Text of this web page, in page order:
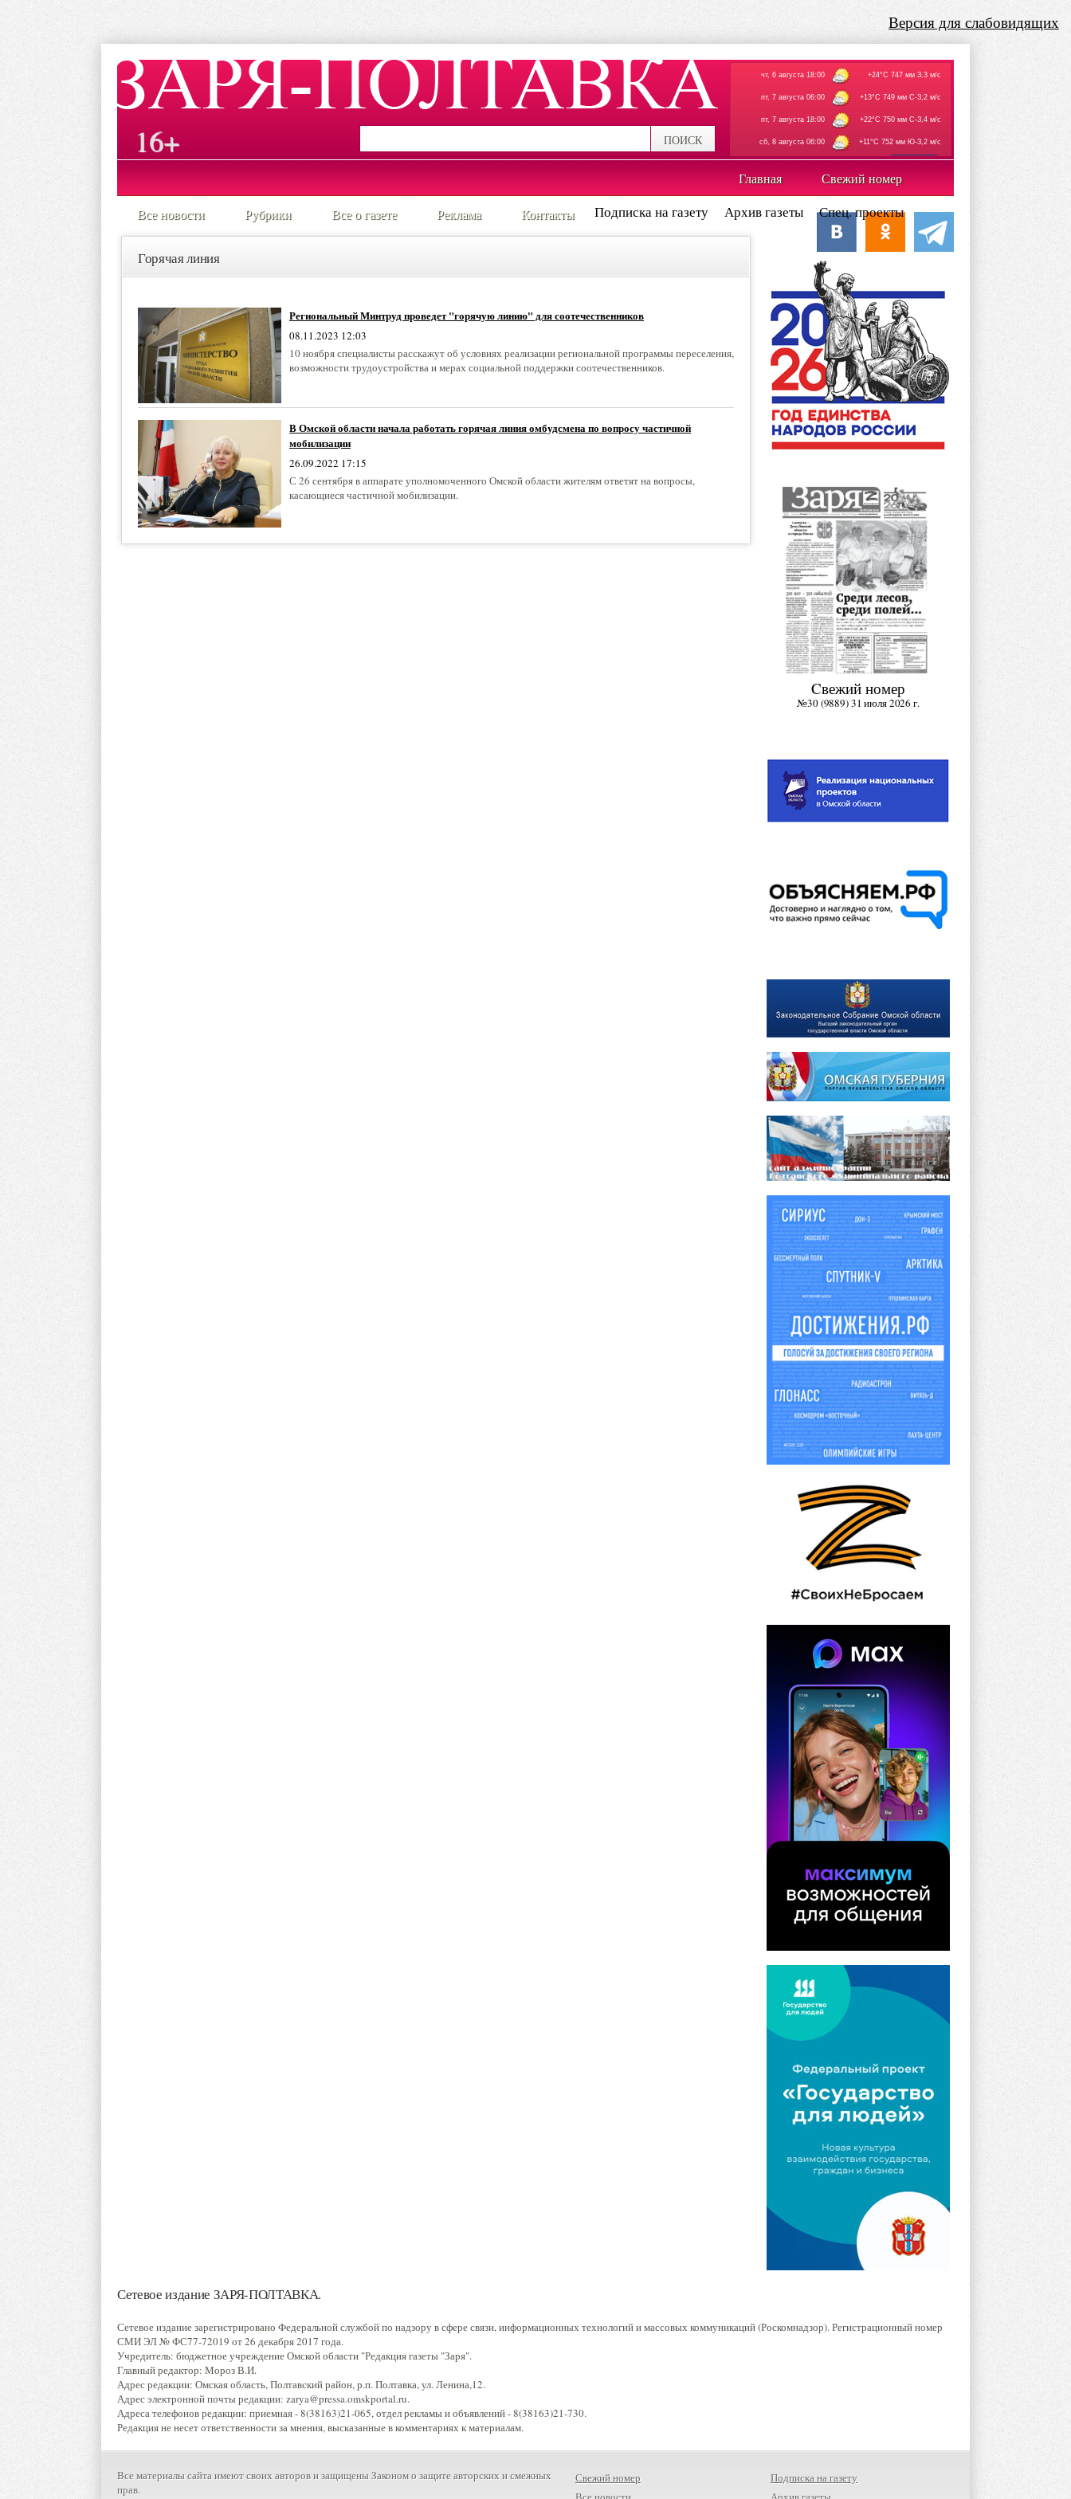
Версия для слабовидящих
16+ ПОИСК
чт, 6 августа 18:00 +24°C 747 мм З,3 м/с
пт, 7 августа 06:00 +13°C 749 мм С-З,2 м/с
пт, 7 августа 18:00 +22°C 750 мм С-З,4 м/с
сб, 8 августа 06:00 +11°C 752 мм Ю-З,2 м/с
Главная Свежий номер
Все новости Рубрики Все о газете Реклама Контакты Подписка на газету Архив газеты Спец. проекты
Горячая линия
Региональный Минтруд проведет "горячую линию" для соотечественников
08.11.2023 12:03
10 ноября специалисты расскажут об условиях реализации региональной программы переселения,
возможности трудоустройства и мерах социальной поддержки соотечественников.
В Омской области начала работать горячая линия омбудсмена по вопросу частичной
мобилизации
26.09.2022 17:15
С 26 сентября в аппарате уполномоченного Омской области жителям ответят на вопросы,
касающиеся частичной мобилизации.
Cвежий номер
№30 (9889) 31 июля 2026 г.
Сетевое издание ЗАРЯ-ПОЛТАВКА.
Сетевое издание зарегистрировано Федеральной службой по надзору в сфере связи, информационных технологий и массовых коммуникаций (Роскомнадзор). Регистрационный номер
СМИ ЭЛ № ФС77-72019 от 26 декабря 2017 года.
Учредитель: бюджетное учреждение Омской области "Редакция газеты "Заря".
Главный редактор: Мороз В.И.
Адрес редакции: Омская область, Полтавский район, р.п. Полтавка, ул. Ленина,12.
Адрес электронной почты редакции: zarya@pressa.omskportal.ru.
Адреса телефонов редакции: приемная - 8(38163)21-065, отдел рекламы и объявлений - 8(38163)21-730.
Редакция не несет ответственности за мнения, высказанные в комментариях к материалам.
Все материалы сайта имеют своих авторов и защищены Законом о защите авторских и смежных
прав.
Свежий номер
Подписка на газету